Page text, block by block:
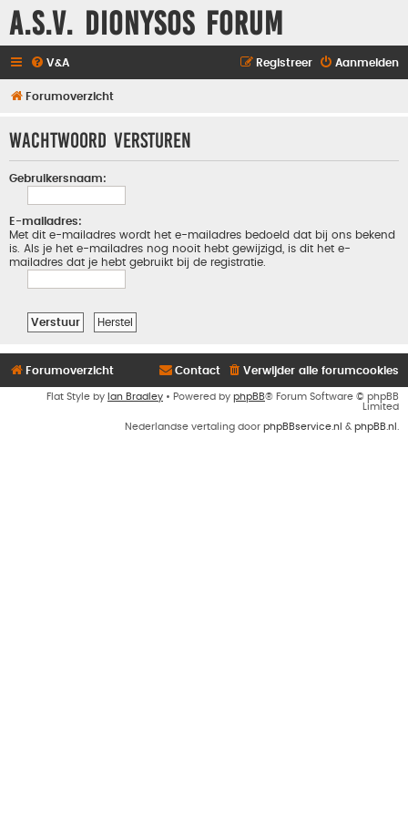
A.S.V. Dionysos Forum
V&A Aanmelden
Registreer
Forumoverzicht
Wachtwoord versturen
Gebruikersnaam:
E-mailadres:
Met dit e-mailadres wordt het e-mailadres bedoeld dat bij ons bekend
is. Als je het e-mailadres nog nooit hebt gewijzigd, is dit het e-
mailadres dat je hebt gebruikt bij de registratie.
Forumoverzicht Verwijder alle forumcookies
Contact
Flat Style by Ian Bradley • Powered by phpBB® Forum Software © phpBB
Limited
Nederlandse vertaling door phpBBservice.nl & phpBB.nl .